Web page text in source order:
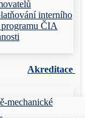
interního
ČIA
Akreditace
mechanické